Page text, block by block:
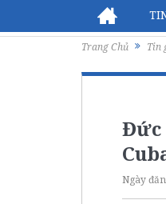
Trang Chủ Tin
Đức
Ngày